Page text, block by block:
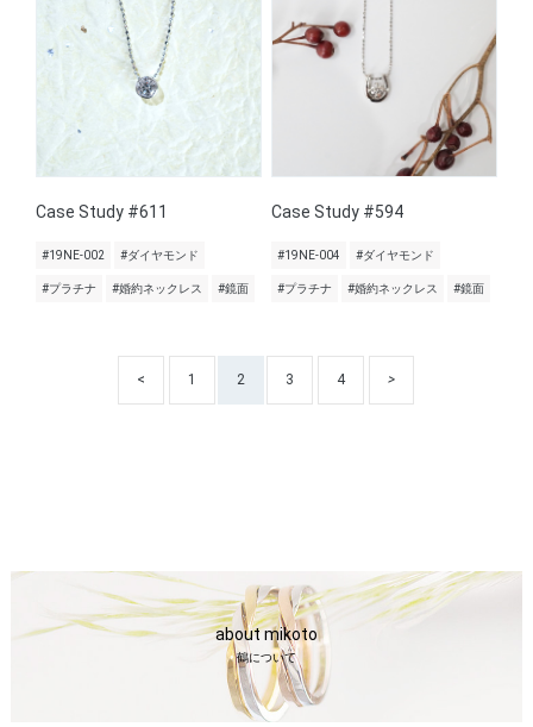
Case Study #611
#19NE-002 #ダイヤモンド
#プラチナ #婚約ネックレス #鏡面
Case Study #594
#19NE-004 #ダイヤモンド
#プラチナ #婚約ネックレス #鏡面
< 1 2 3 4 >
about mikoto
鶴について